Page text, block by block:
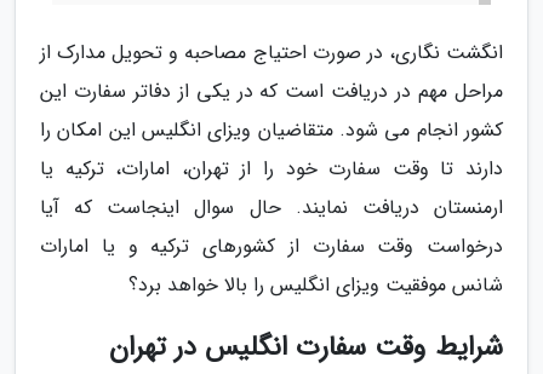
انگشت نگاری، در صورت احتیاج مصاحبه و تحویل مدارک از
مراحل مهم در دریافت است که در یکی از دفاتر سفارت این
کشور انجام می شود. متقاضیان ویزای انگلیس این امکان را
دارند تا وقت سفارت خود را از تهران، امارات، ترکیه یا
ارمنستان دریافت نمایند. حال سوال اینجاست که آیا
درخواست وقت سفارت از کشورهای ترکیه و یا امارات
شانس موفقیت ویزای انگلیس را بالا خواهد برد؟
شرایط وقت سفارت انگلیس در تهران